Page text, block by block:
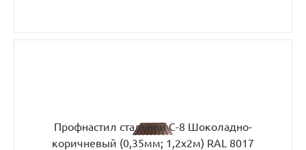
Профнастил стальной С-8 Шоколадно-
коричневый (0,35мм; 1,2х2м) RAL 8017